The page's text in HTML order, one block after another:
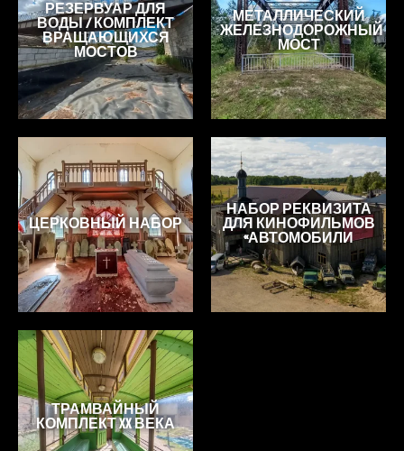
РЕЗЕРВУАР ДЛЯ
ВОДЫ / КОМПЛЕКТ
ВРАЩАЮЩИХСЯ
МОСТОВ
МЕТАЛЛИЧЕСКИЙ
ЖЕЛЕЗНОДОРОЖНЫЙ
МОСТ
ЦЕРКОВНЫЙ НАБОР
НАБОР РЕКВИЗИТА
ДЛЯ КИНОФИЛЬМОВ
«АВТОМОБИЛИ
ТРАМВАЙНЫЙ
КОМПЛЕКТ XX ВЕКА